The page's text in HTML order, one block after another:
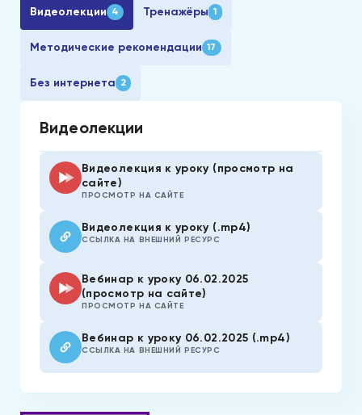
Видеолекции 4 Тренажёры 1
Методические рекомендации 17
Без интернета 2
Видеолекции
Видеолекция к уроку (просмотр на
сайте)
ПРОСМОТР НА САЙТЕ
Видеолекция к уроку (.mp4)
ССЫЛКА НА ВНЕШНИЙ РЕСУРС
Вебинар к уроку 06.02.2025
(просмотр на сайте)
ПРОСМОТР НА САЙТЕ
Вебинар к уроку 06.02.2025 (.mp4)
ССЫЛКА НА ВНЕШНИЙ РЕСУРС